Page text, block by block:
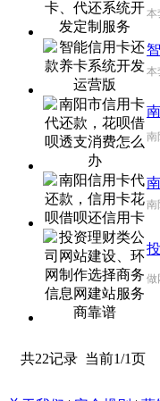
本
本
南
南
做
共22记录 当前1/1页